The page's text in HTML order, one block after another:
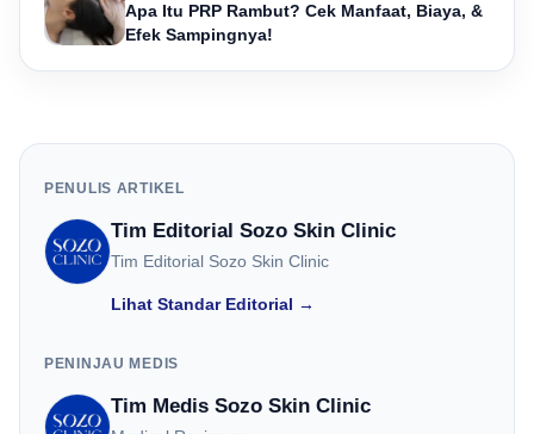
Apa Itu PRP Rambut? Cek Manfaat, Biaya, &
Efek Sampingnya!
PENULIS ARTIKEL
Tim Editorial Sozo Skin Clinic
Tim Editorial Sozo Skin Clinic
Lihat Standar Editorial →
PENINJAU MEDIS
Tim Medis Sozo Skin Clinic